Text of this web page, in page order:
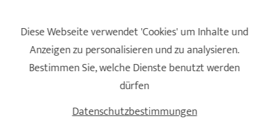
Vom Herd nehmen und das Fruchtfleisch der Avocado
hinzufügen, anschließend im Mixer pürieren.
Diese Webseite verwendet 'Cookies' um Inhalte und
Anzeigen zu personalisieren und zu analysieren.
Bestimmen Sie, welche Dienste benutzt werden
dürfen
Datenschutzbestimmungen